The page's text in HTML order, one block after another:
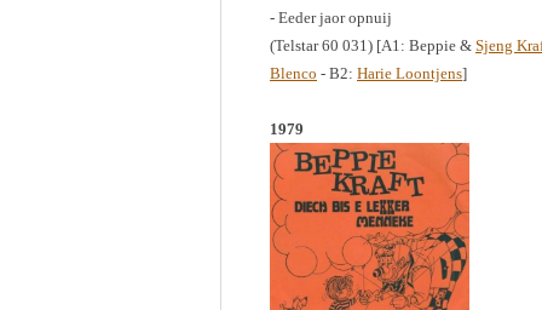
- Eeder jaor opnuij
(Telstar 60 031) [A1: Beppie & Sjeng
Blenco - B2: Harie Loontjens]
1979